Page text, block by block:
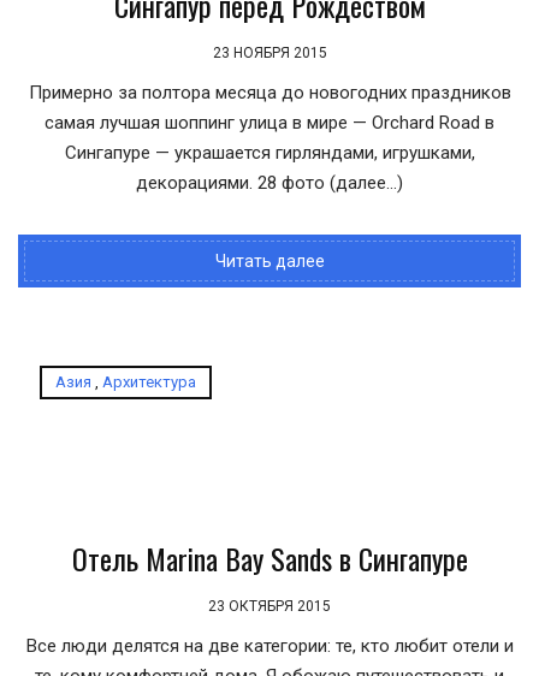
23 НОЯБРЯ 2015
Примерно за полтора месяца до новогодних праздников
самая лучшая шоппинг улица в мире — Orchard Road в
Сингапуре — украшается гирляндами, игрушками,
декорациями. 28 фото (далее…)
Читать далее
Азия Архитектура
Отель Marina Bay Sands в Сингапуре
23 ОКТЯБРЯ 2015
Все люди делятся на две категории: те, кто любит отели и